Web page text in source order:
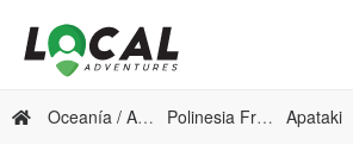
Oceanía / Australia Polinesia Francesa Apataki